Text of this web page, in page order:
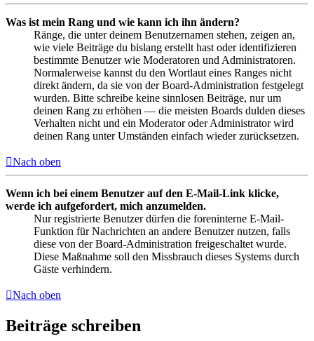
Was ist mein Rang und wie kann ich ihn ändern?
Ränge, die unter deinem Benutzernamen stehen, zeigen an,
wie viele Beiträge du bislang erstellt hast oder identifizieren
bestimmte Benutzer wie Moderatoren und Administratoren.
Normalerweise kannst du den Wortlaut eines Ranges nicht
direkt ändern, da sie von der Board-Administration festgelegt
wurden. Bitte schreibe keine sinnlosen Beiträge, nur um
deinen Rang zu erhöhen — die meisten Boards dulden dieses
Verhalten nicht und ein Moderator oder Administrator wird
deinen Rang unter Umständen einfach wieder zurücksetzen.
Nach oben
Wenn ich bei einem Benutzer auf den E-Mail-Link klicke,
werde ich aufgefordert, mich anzumelden.
Nur registrierte Benutzer dürfen die foreninterne E-Mail-
Funktion für Nachrichten an andere Benutzer nutzen, falls
diese von der Board-Administration freigeschaltet wurde.
Diese Maßnahme soll den Missbrauch dieses Systems durch
Gäste verhindern.
Nach oben
Beiträge schreiben